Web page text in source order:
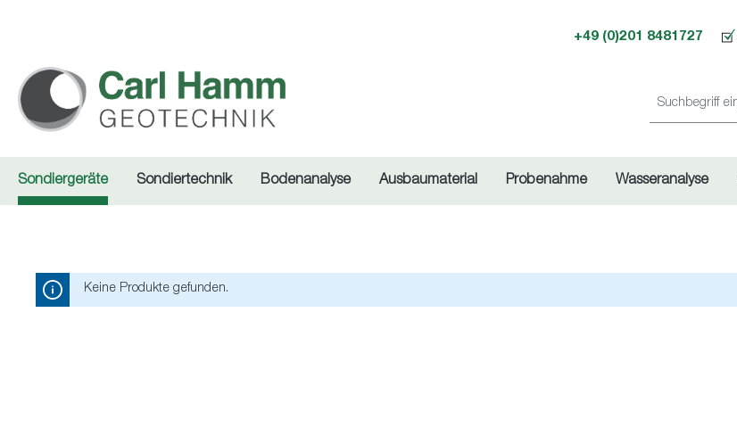
+49 (0)201 8481727
Sondiergeräte Sondiertechnik Bodenanalyse Ausbaumaterial Probenahme Wasseranalyse
Keine Produkte gefunden.